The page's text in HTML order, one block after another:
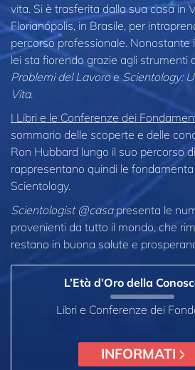
vita. Si è trasferita dalla sua casa in
Florianópolis, in Brasile, per
percorso professionale. Nonostante
lei sta fiorendo grazie agli strumenti
Problemi del Lavoroe Scientology:
Vita.
I Libri e le Conferenze dei
sommario delle scoperte e delle
Ron Hubbard lungo il suo percorso
rappresentano quindi le
Scientology.
Scientologist @casapresenta le
provenienti da tutto il mondo, che
restano in buona salute e
L’Età d’Oro della
Libri e Conferenze dei
INFORMATI